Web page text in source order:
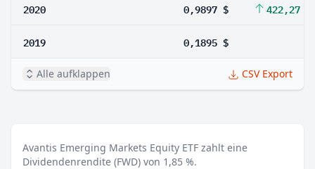
2020 0,9897 $ 422,27 %
2019 0,1895 $
Alle aufklappen CSV Export
Avantis Emerging Markets Equity ETF zahlt eine
Dividendenrendite (FWD) von 1,85 %.